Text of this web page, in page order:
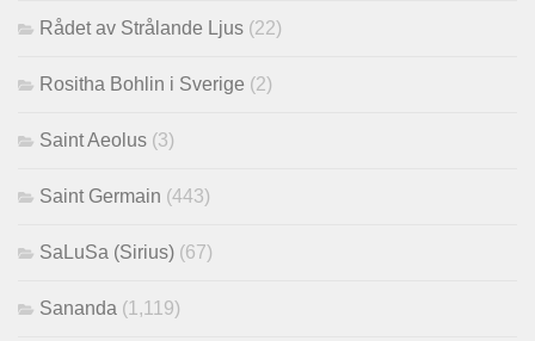
Rådet av Strålande Ljus (22)
Rositha Bohlin i Sverige (2)
Saint Aeolus (3)
Saint Germain (443)
SaLuSa (Sirius) (67)
Sananda (1,119)